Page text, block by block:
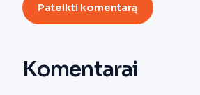
Pateikti komentarą
Komentarai